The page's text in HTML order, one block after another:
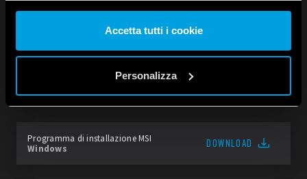
altre informazioni che ha fornito loro o che hanno raccolto
dal suo utilizzo dei loro servizi. Acconsenta ai nostri cookie
se continua ad utilizzare il nostro sito web.
Accetta tutti i cookie
Personalizza
IDE Arduino
Per programmare in locale
Programma di installazione MSI
Windows
DOWNLOAD